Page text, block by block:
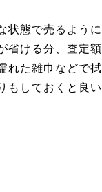
状態で売るよう
省ける分、査定
れた雑巾などで
もしておくと良い